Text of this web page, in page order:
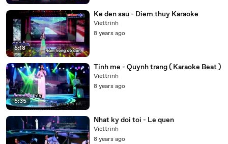
5:18
Ke den sau - Diem thuy Karaoke
Viettrinh
8 years ago
5:35
Tinh me - Quynh trang ( Karaoke Beat )
Viettrinh
8 years ago
Nhat ky doi toi - Le quen
Viettrinh
8 years ago